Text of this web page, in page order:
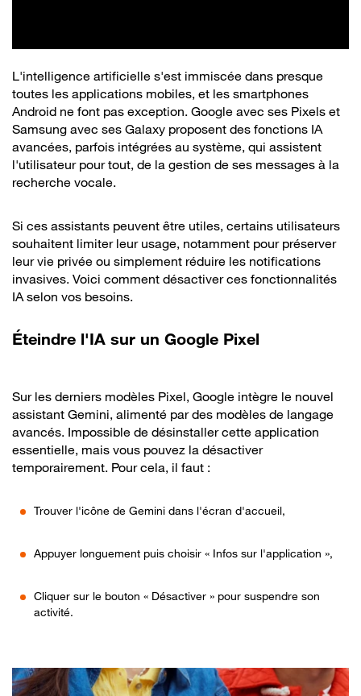
L'intelligence artificielle s'est immiscée dans presque
toutes les applications mobiles, et les smartphones
Android ne font pas exception. Google avec ses Pixels et
Samsung avec ses Galaxy proposent des fonctions IA
avancées, parfois intégrées au système, qui assistent
l'utilisateur pour tout, de la gestion de ses messages à la
recherche vocale.
Si ces assistants peuvent être utiles, certains utilisateurs
souhaitent limiter leur usage, notamment pour préserver
leur vie privée ou simplement réduire les notifications
invasives. Voici comment désactiver ces fonctionnalités
IA selon vos besoins.
Éteindre l'IA sur un Google Pixel
Sur les derniers modèles Pixel, Google intègre le nouvel
assistant Gemini, alimenté par des modèles de langage
avancés. Impossible de désinstaller cette application
essentielle, mais vous pouvez la désactiver
temporairement. Pour cela, il faut :
Trouver l'icône de Gemini dans l'écran d'accueil,
Appuyer longuement puis choisir « Infos sur l'application »,
Cliquer sur le bouton « Désactiver » pour suspendre son
activité.